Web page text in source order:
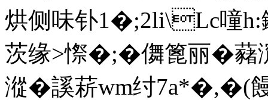
烘侧味钋1�;2li\Lc噇h:
茨缘>憏�;�儛篦丽�
漎�謑菥wm纣7a*�,�(